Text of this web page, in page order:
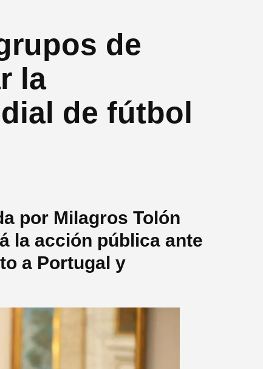
de
la
de fútbol
por Milagros Tolón
la acción pública ante
a Portugal y